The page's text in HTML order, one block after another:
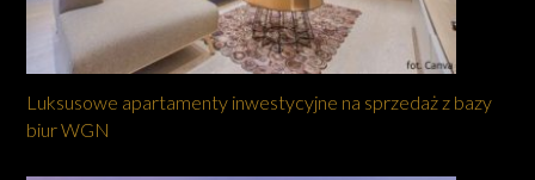
Luksusowe apartamenty inwestycyjne na sprzedaż z bazy
biur WGN